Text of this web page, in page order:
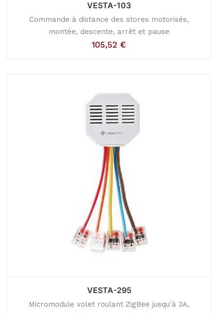
VESTA-103
Commande à distance des stores motorisés,
montée, descente, arrêt et pause
105,52 €
VESTA-295
Micromodule volet roulant ZigBee jusqu'à 3A,